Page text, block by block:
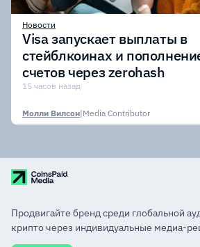
Новости
Visa запускает выплаты в
стейблкоинах и
счетов через zerohash
15 часов назад
Молли Вилсон|Media Contributor
Продвигайте бренд среди глобальной
крипто через индивидуальные медиа-